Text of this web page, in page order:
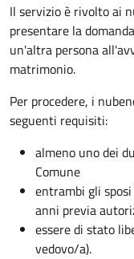
Il servizio è rivolto ai
presentare la
un'altra persona
matrimonio.
Per procedere, i
seguenti requisiti:
almeno uno dei
Comune
entrambi gli
anni previa
essere di stato
vedovo/a).